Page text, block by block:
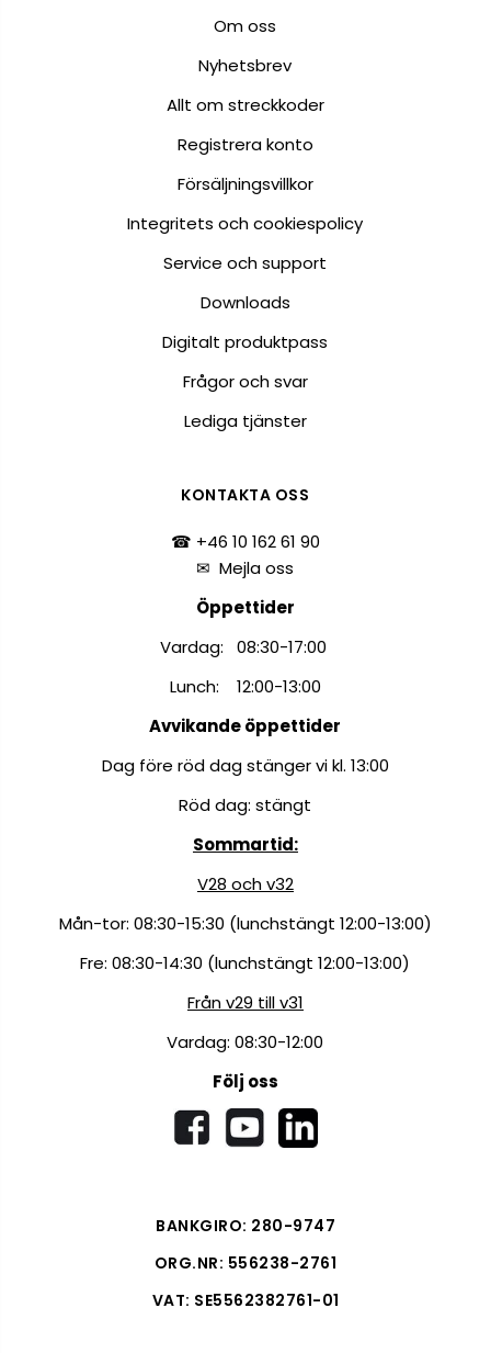
Om oss
Nyhetsbrev
Allt om streckkoder
Registrera konto
Försäljningsvillkor
Integritets och cookiespolicy
Service och support
Downloads
Digitalt produktpass
Frågor och svar
Lediga tjänster
KONTAKTA OSS
☎ +46 10 162 61 90
✉Mejla oss
Öppettider
Vardag: 08:30-17:00
Lunch: 12:00-13:00
Avvikande öppettider
Dag före röd dag stänger vi kl. 13:00
Röd dag: stängt
Sommartid:
V28 och v32
Mån-tor: 08:30-15:30 (lunchstängt 12:00-13:00)
Fre: 08:30-14:30 (lunchstängt 12:00-13:00)
Från v29 till v31
Vardag: 08:30-12:00
Följ oss
BANKGIRO: 280-9747
ORG.NR: 556238-2761
VAT: SE5562382761-01